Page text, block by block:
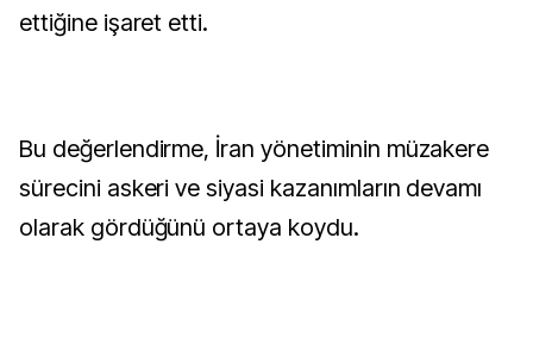
ettiğine işaret etti.
Bu değerlendirme, İran yönetiminin müzakere
sürecini askeri ve siyasi kazanımların devamı
olarak gördüğünü ortaya koydu.